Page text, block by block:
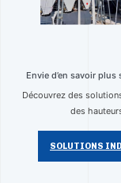
Envie d’en savoir
Découvrez des
des
SOLUTIONS